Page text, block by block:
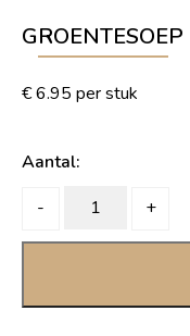
GROENTESOEP
€6.95 per stuk
Aantal:
-
GROENTESOEP
+